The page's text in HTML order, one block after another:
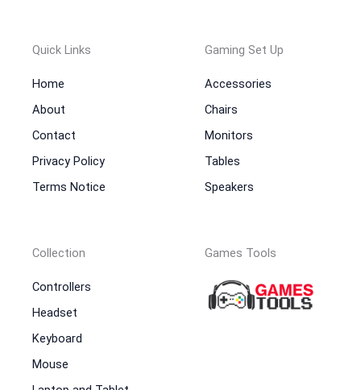
Quick Links
Home
About
Contact
Privacy Policy
Terms Notice
Gaming Set Up
Accessories
Chairs
Monitors
Tables
Speakers
Collection
Controllers
Headset
Keyboard
Mouse
Games Tools